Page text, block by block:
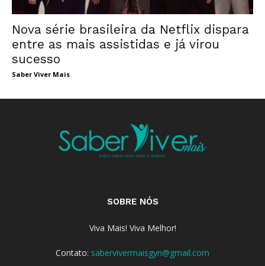
Nova série brasileira da Netflix dispara
entre as mais assistidas e já virou
sucesso
Saber Viver Mais
SOBRE NÓS
Viva Mais! Viva Melhor!
Contato: sabervivermaisgyn@gmail.com